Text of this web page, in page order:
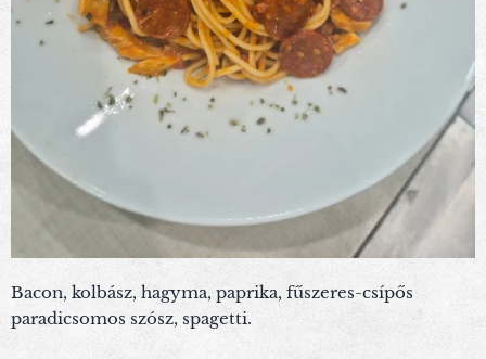
Bacon, kolbász, hagyma, paprika, fűszeres-csípős
paradicsomos szósz, spagetti.